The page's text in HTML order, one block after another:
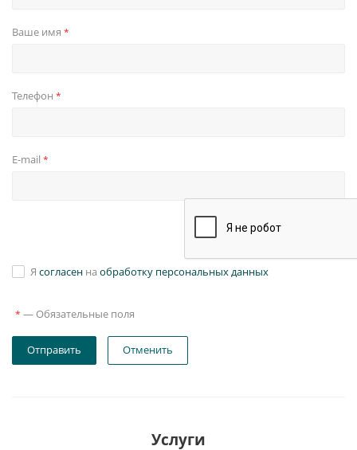
Ваше имя *
Телефон *
E-mail *
Я согласен на обработку персональных данных
* — Обязательные поля
Отправить Отменить
Услуги